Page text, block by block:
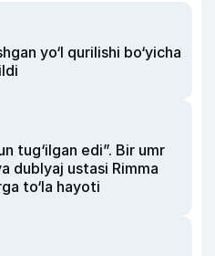
yo‘l qurilishi bo‘yicha
tug‘ilgan edi”. Bir umr
dublyaj ustasi Rimma
to‘la hayoti